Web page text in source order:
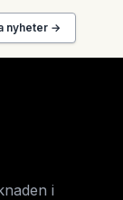
nyheter →
i